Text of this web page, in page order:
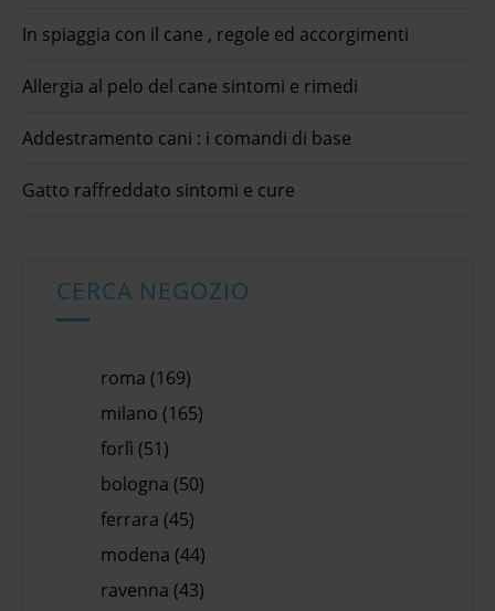
In spiaggia con il cane , regole ed accorgimenti
Allergia al pelo del cane sintomi e rimedi
Addestramento cani : i comandi di base
Gatto raffreddato sintomi e cure
CERCA NEGOZIO
roma (169)
milano (165)
forlì (51)
bologna (50)
ferrara (45)
modena (44)
ravenna (43)